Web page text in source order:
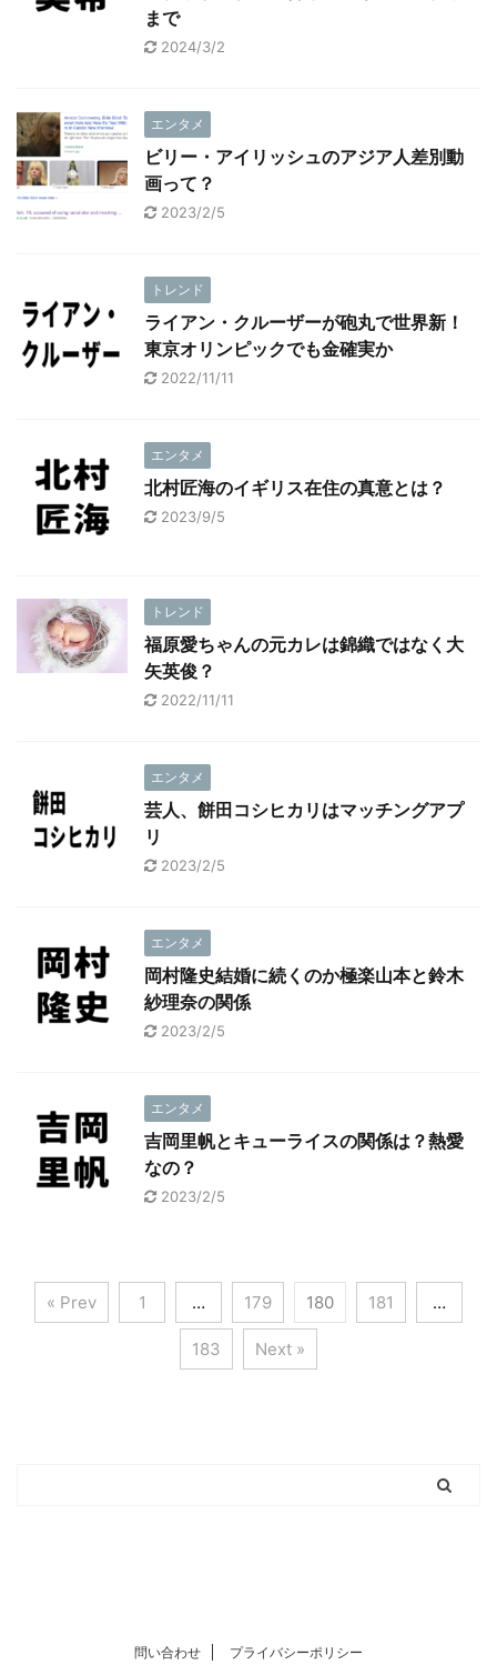
まで
2024/3/2
エンタメ
ビリー・アイリッシュのアジア人差別動
画って？
2023/2/5
トレンド
ライアン・クルーザーが砲丸で世界新！
東京オリンピックでも金確実か
2022/11/11
エンタメ
北村匠海のイギリス在住の真意とは？
2023/9/5
トレンド
福原愛ちゃんの元カレは錦織ではなく大
矢英俊？
2022/11/11
エンタメ
芸人、餅田コシヒカリはマッチングアプ
リ
2023/2/5
エンタメ
岡村隆史結婚に続くのか極楽山本と鈴木
紗理奈の関係
2023/2/5
エンタメ
吉岡里帆とキューライスの関係は？熱愛
なの？
2023/2/5
« Prev 1 … 179 180 181 …
183 Next »